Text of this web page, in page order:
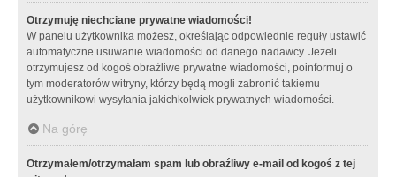
Otrzymuję niechciane prywatne wiadomości!
W panelu użytkownika możesz, określając odpowiednie reguły ustawić
automatyczne usuwanie wiadomości od danego nadawcy. Jeżeli
otrzymujesz od kogoś obraźliwe prywatne wiadomości, poinformuj o
tym moderatorów witryny, którzy będą mogli zabronić takiemu
użytkownikowi wysyłania jakichkolwiek prywatnych wiadomości.
Na górę
Otrzymałem/otrzymałam spam lub obraźliwy e-mail od kogoś z tej